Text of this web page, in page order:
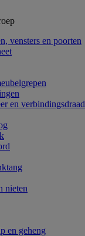
vensters en poorten
en verbindingsdraad
nieten
en geheng